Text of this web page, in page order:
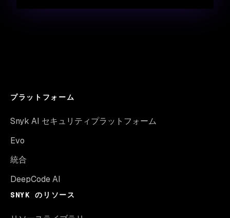
プラットフォーム
Snyk AI セキュリティプラットフォーム
Evo
統合
DeepCode AI
SNYK のリソース